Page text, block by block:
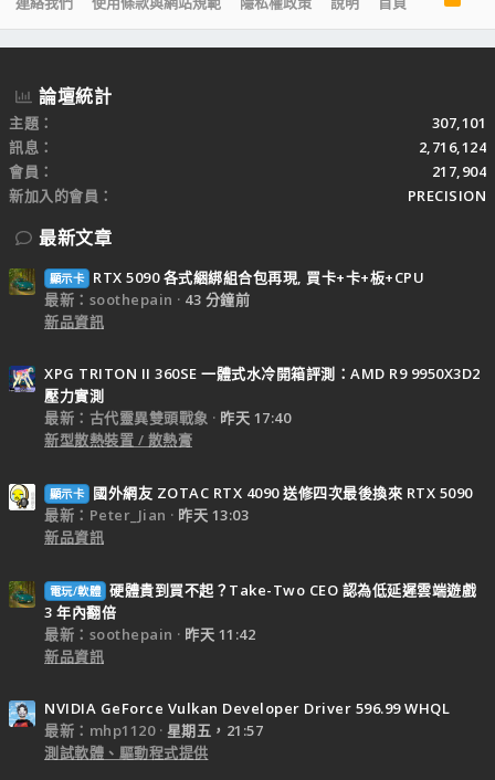
S
論壇統計
主題
307,101
訊息
2,716,124
會員
217,904
新加入的會員
PRECISION
最新文章
顯示卡
RTX 5090 各式綑綁組合包再現, 買卡+卡+板+CPU
最新：soothepain
43 分鐘前
新品資訊
XPG TRITON II 360SE 一體式水冷開箱評測：AMD R9 9950X3D2
壓力實測
最新：古代靈異雙頭戰象
昨天 17:40
新型散熱裝置 / 散熱膏
顯示卡
國外網友 ZOTAC RTX 4090 送修四次最後換來 RTX 5090
最新：Peter_Jian
昨天 13:03
新品資訊
電玩/軟體 硬體貴到買不起？Take-Two CEO 認為低延遲雲端遊戲
3 年內翻倍
最新：soothepain
昨天 11:42
新品資訊
NVIDIA GeForce Vulkan Developer Driver 596.99 WHQL
最新：mhp1120
星期五，21:57
測試軟體、驅動程式提供